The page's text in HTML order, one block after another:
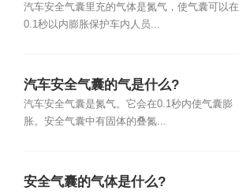
汽车安全气囊里充的气体是氮气，使气囊可以在
0.1秒以内膨胀保护车内人员...
汽车安全气囊的气是什么?
汽车安全气囊是氮气。它会在0.1秒内使气囊膨
胀。安全气囊中有固体的叠氮...
安全气囊的气体是什么?